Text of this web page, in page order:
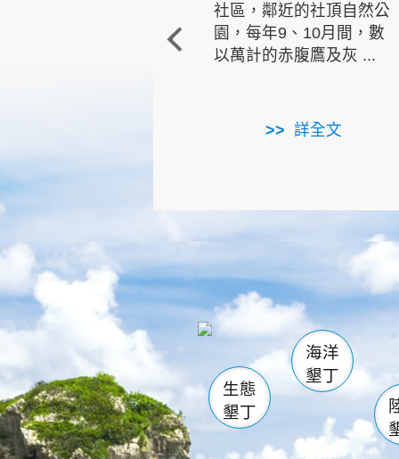
社區，鄰近的社頂自然公
園，每年9、10月間，數
以萬計的赤腹鷹及灰 ...
詳全文
龜山 海生館
恆春
龍鑾潭自
瓊麻館
關山
白砂
生態
墾丁
海洋
墾丁